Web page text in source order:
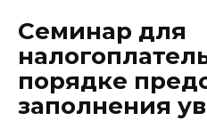
Семинар для
порядке
заполнения